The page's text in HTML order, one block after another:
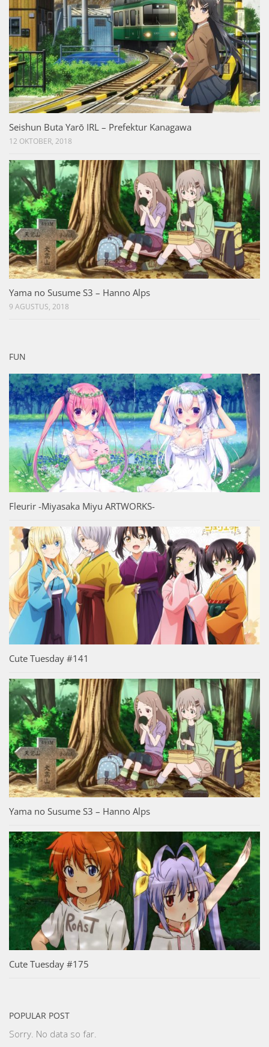
Seishun Buta Yarō IRL – Prefektur Kanagawa
12 OKTOBER, 2018
Yama no Susume S3 – Hanno Alps
9 AGUSTUS, 2018
FUN
Fleurir -Miyasaka Miyu ARTWORKS-
Cute Tuesday #141
Yama no Susume S3 – Hanno Alps
Cute Tuesday #175
POPULAR POST
Sorry. No data so far.